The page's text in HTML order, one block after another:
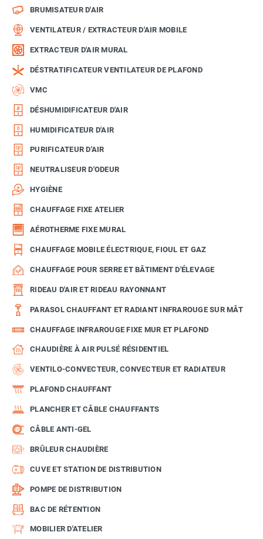
BRUMISATEUR D'AIR
VENTILATEUR / EXTRACTEUR D'AIR MOBILE
EXTRACTEUR D'AIR MURAL
DÉSTRATIFICATEUR VENTILATEUR DE PLAFOND
VMC
DÉSHUMIDIFICATEUR D'AIR
HUMIDIFICATEUR D'AIR
PURIFICATEUR D'AIR
NEUTRALISEUR D'ODEUR
HYGIÈNE
CHAUFFAGE FIXE ATELIER
AÉROTHERME FIXE MURAL
CHAUFFAGE MOBILE ÉLECTRIQUE, FIOUL ET GAZ
CHAUFFAGE POUR SERRE ET BÂTIMENT D'ÉLEVAGE
RIDEAU D'AIR ET RIDEAU RAYONNANT
PARASOL CHAUFFANT ET RADIANT INFRAROUGE SUR MÂT
CHAUFFAGE INFRAROUGE FIXE MUR ET PLAFOND
CHAUDIÈRE À AIR PULSÉ RÉSIDENTIEL
VENTILO-CONVECTEUR, CONVECTEUR ET RADIATEUR
PLAFOND CHAUFFANT
PLANCHER ET CÂBLE CHAUFFANTS
CÂBLE ANTI-GEL
BRÛLEUR CHAUDIÈRE
CUVE ET STATION DE DISTRIBUTION
POMPE DE DISTRIBUTION
BAC DE RÉTENTION
MOBILIER D'ATELIER